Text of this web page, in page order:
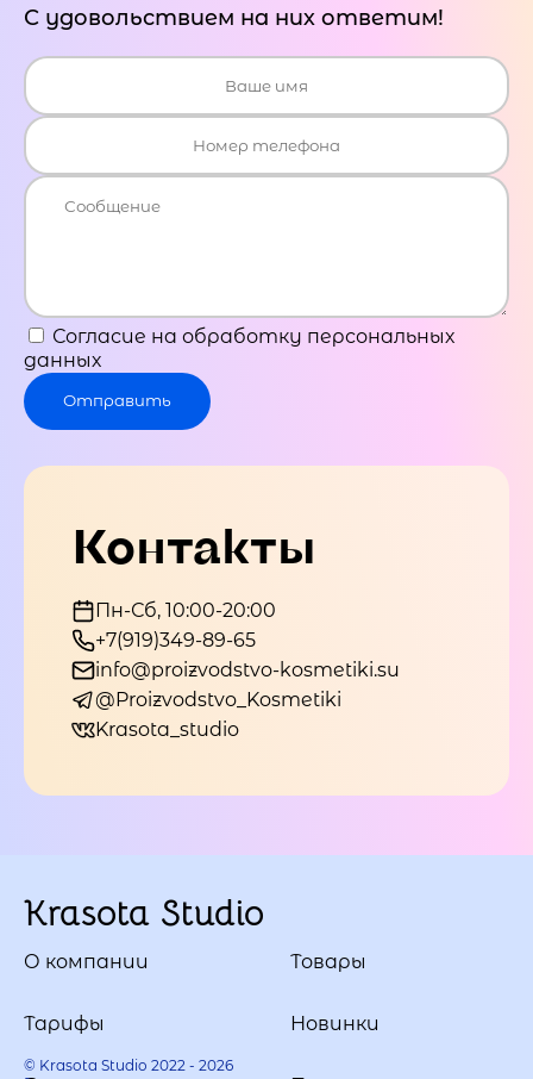
С удовольствием на них ответим!
Согласие на обработку персональных
данных
Отправить
Контакты
Пн-Сб, 10:00-20:00
+7(919)349-89-65
info@proizvodstvo-kosmetiki.su
@Proizvodstvo_Kosmetiki
Krasota_studio
Krasota Studio
© Krasota Studio 2022 - 2026
О компании Товары
Тарифы Новинки